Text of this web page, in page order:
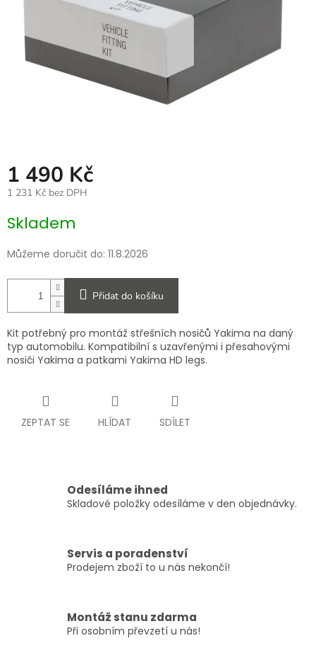
1 490 Kč
1 231 Kč bez DPH
cena:
Skladem
Můžeme doručit do: 11.8.2026
Přidat do košíku
Kit potřebný pro montáž střešních nosičů Yakima na daný
typ automobilu. Kompatibilní s uzavřenými i přesahovými
nosiči Yakima a patkami Yakima HD legs.
ZEPTAT SE HLÍDAT SDÍLET
Odesíláme ihned
Skladové položky odesíláme v den objednávky.
Servis a poradenství
Prodejem zboží to u nás nekončí!
Montáž stanu zdarma
Při osobním převzetí u nás!